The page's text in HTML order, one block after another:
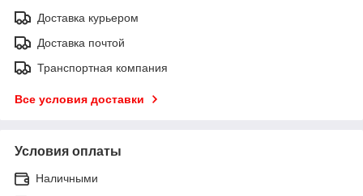
Доставка курьером
Доставка почтой
Транспортная компания
Все условия доставки
Условия оплаты
Наличными